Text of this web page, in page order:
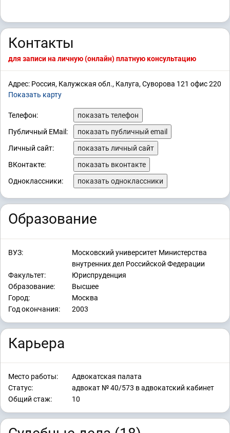
Контакты
для записи на личную (онлайн) платную консультацию
Адрес: Россия, Калужская обл., Калуга, Суворова 121 офис 220
Показать карту
Телефон:
показать телефон
Публичный EMail:
показать публичный email
Личный сайт:
показать личный сайт
ВКонтакте:
показать вконтакте
Одноклассники:
показать одноклассники
Образование
ВУЗ:
Московский университет Министерства
внутренних дел Российской Федерации
Факультет:
Юриспруденция
Образование:
Высшее
Город:
Москва
Год окончания:
2003
Карьера
Место работы:
Адвокатская палата
Статус:
адвокат № 40/573 в адвокатский кабинет
Общий стаж:
10